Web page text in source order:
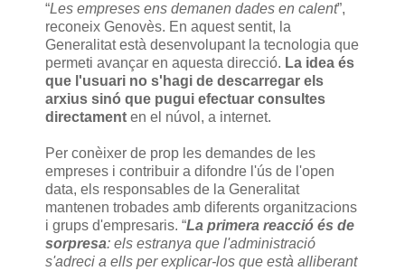
“Les empreses ens demanen dades en calent”,
reconeix Genovès. En aquest sentit, la
Generalitat està desenvolupant la tecnologia que
permeti avançar en aquesta direcció. La idea és
que l'usuari no s'hagi de descarregar els
arxius sinó que pugui efectuar consultes
directament en el núvol, a internet.
Per conèixer de prop les demandes de les
empreses i contribuir a difondre l'ús de l'open
data, els responsables de la Generalitat
mantenen trobades amb diferents organitzacions
i grups d'empresaris. “La primera reacció és de
sorpresa: els estranya que l'administració
s'adreci a ells per explicar-los que està alliberant